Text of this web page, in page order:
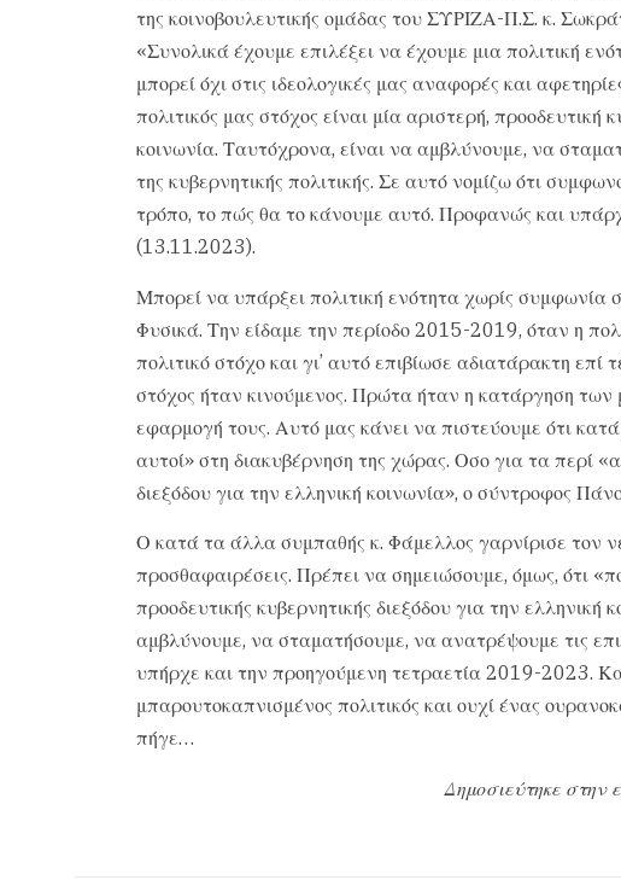
της κοινοβουλευτικής ομάδας του ΣΥΡΙΖΑ-Π.Σ. κ.
«Συνολικά έχουμε επιλέξει να έχουμε μια πολιτική
μπορεί όχι στις ιδεολογικές μας αναφορές και
πολιτικός μας στόχος είναι μία αριστερή, προοδευτική
κοινωνία. Ταυτόχρονα, είναι να αμβλύνουμε, να
της κυβερνητικής πολιτικής. Σε αυτό νομίζω ότι
τρόπο, το πώς θα το κάνουμε αυτό. Προφανώς και
(13.11.2023).
Μπορεί να υπάρξει πολιτική ενότητα χωρίς συμφωνία
Φυσικά. Την είδαμε την περίοδο 2015-2019, όταν η
πολιτικό στόχο και γι’ αυτό επιβίωσε αδιατάρακτη επί
στόχος ήταν κινούμενος. Πρώτα ήταν η κατάργηση
εφαρμογή τους. Αυτό μας κάνει να πιστεύουμε ότι
αυτοί» στη διακυβέρνηση της χώρας. Οσο για τα περί
διεξόδου για την ελληνική κοινωνία», ο σύντροφος
Ο κατά τα άλλα συμπαθής κ. Φάμελλος γαρνίρισε τον
προσθαφαιρέσεις. Πρέπει να σημειώσουμε, όμως, ότι
προοδευτικής κυβερνητικής διεξόδου για την
αμβλύνουμε, να σταματήσουμε, να ανατρέψουμε τις
υπήρχε και την προηγούμενη τετραετία 2019-2023.
μπαρουτοκαπνισμένος πολιτικός και ουχί ένας
πήγε…
Δημοσιεύτηκε στην